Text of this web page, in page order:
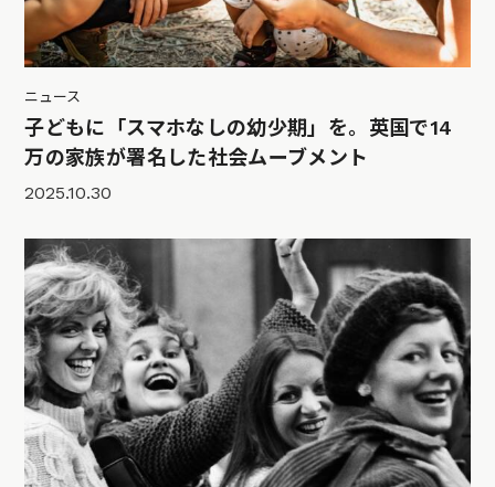
ニュース
子どもに「スマホなしの幼少期」を。英国で14
万の家族が署名した社会ムーブメント
2025.10.30